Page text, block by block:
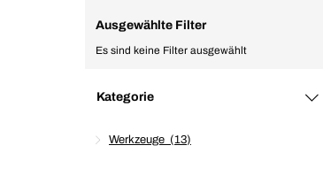
Ausgewählte Filter
Es sind keine Filter ausgewählt
Kategorie
Werkzeuge 13